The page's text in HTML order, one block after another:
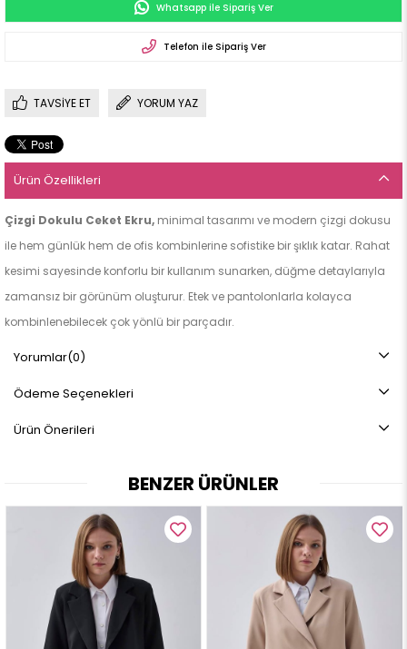
Whatsapp ile Sipariş Ver
Telefon ile Sipariş Ver
TAVSIYE ET YORUM YAZ
Ürün Özellikleri
Çizgi Dokulu Ceket Ekru, minimal tasarımı ve modern çizgi dokusu
ile hem günlük hem de ofis kombinlerine sofistike bir şıklık katar. Rahat
kesimi sayesinde konforlu bir kullanım sunarken, düğme detaylarıyla
zamansız bir görünüm oluşturur. Etek ve pantolonlarla kolayca
kombinlenebilecek çok yönlü bir parçadır.
ÜRÜN ÖZELLİKLERİ:
Önden düğmelidir
Düşük omuzludur
Rahat ve hafif oversize kesimlidir
Çizgi Dokulu Kaşe
%100 Polyester
ÜRÜN BOYU:
51 ± 2 cm
BEDEN SEÇENEKLERİ:
Yorumlar(0)
Ödeme Seçenekleri
Ürün Önerileri
BENZER ÜRÜNLER